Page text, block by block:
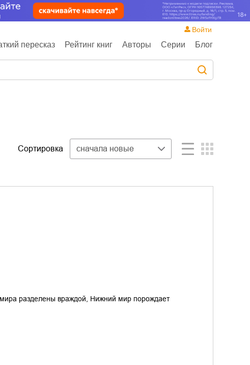
пересказ Рейтинг книг Авторы Серии Блог
Войти
Сортировка сначала новые
разделены враждой, Нижний мир порождает